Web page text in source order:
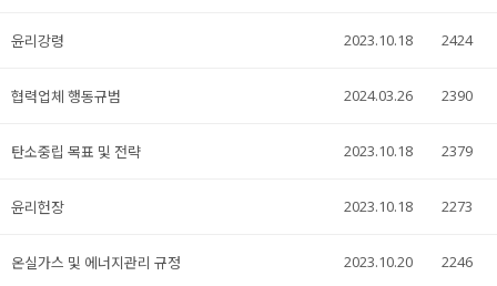
윤리강령 2023.10.18 2424
협력업체 행동규범 2024.03.26 2390
탄소중립 목표 및 전략 2023.10.18 2379
윤리헌장 2023.10.18 2273
온실가스 및 에너지관리 규정 2023.10.20 2246